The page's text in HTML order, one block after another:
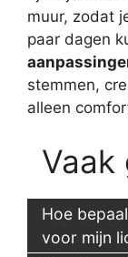
muur, zodat
paar dagen
stemmen,
alleen
Vaak
Hoe
voor mijn